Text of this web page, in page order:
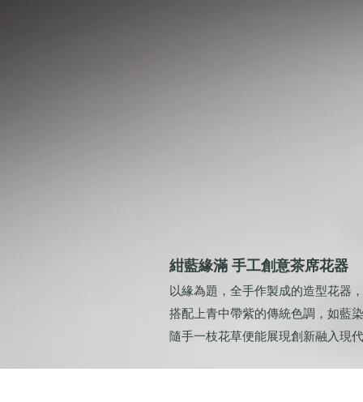
紺藍緣滿 手工創意茶席花器
以緣為題，全手作製成的造型花器
搭配上青中帶紫的傳統色調，如藍
隨手一枝花草便能展現創新融入現